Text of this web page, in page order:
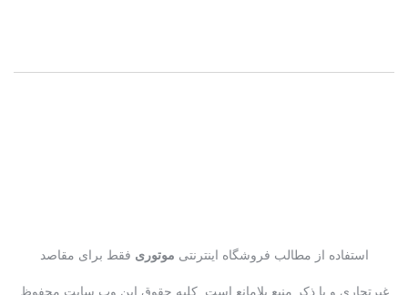
استفاده از مطالب فروشگاه اینترنتی موتوری فقط برای مقاصد
غیرتجاری و با ذکر منبع بلامانع است. کلیه حقوق این وب سایت محفوظ